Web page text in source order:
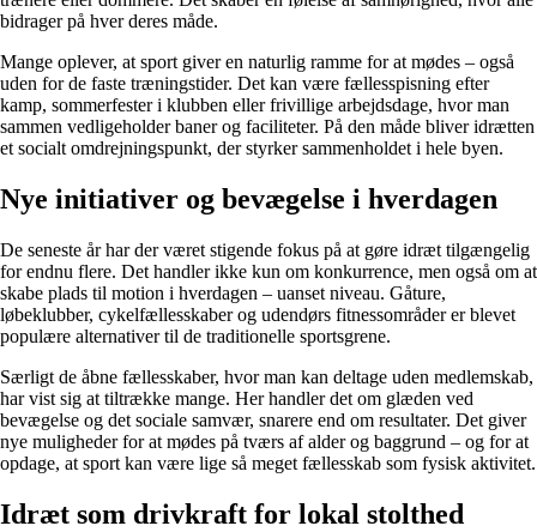
bidrager på hver deres måde.
Mange oplever, at sport giver en naturlig ramme for at mødes – også
uden for de faste træningstider. Det kan være fællesspisning efter
kamp, sommerfester i klubben eller frivillige arbejdsdage, hvor man
sammen vedligeholder baner og faciliteter. På den måde bliver idrætten
et socialt omdrejningspunkt, der styrker sammenholdet i hele byen.
Nye initiativer og bevægelse i hverdagen
De seneste år har der været stigende fokus på at gøre idræt tilgængelig
for endnu flere. Det handler ikke kun om konkurrence, men også om at
skabe plads til motion i hverdagen – uanset niveau. Gåture,
løbeklubber, cykelfællesskaber og udendørs fitnessområder er blevet
populære alternativer til de traditionelle sportsgrene.
Særligt de åbne fællesskaber, hvor man kan deltage uden medlemskab,
har vist sig at tiltrække mange. Her handler det om glæden ved
bevægelse og det sociale samvær, snarere end om resultater. Det giver
nye muligheder for at mødes på tværs af alder og baggrund – og for at
opdage, at sport kan være lige så meget fællesskab som fysisk aktivitet.
Idræt som drivkraft for lokal stolthed